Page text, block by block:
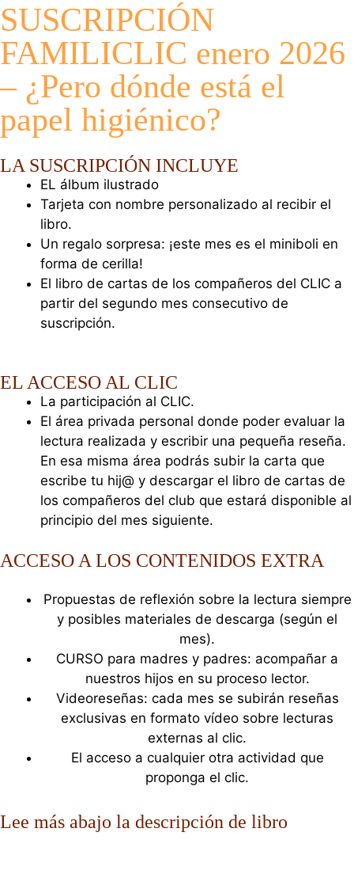
SUSCRIPCIÓN
FAMILICLIC enero 2026
– ¿Pero dónde está el
papel higiénico?
LA SUSCRIPCIÓN INCLUYE
EL álbum ilustrado
Tarjeta con nombre personalizado al recibir el
libro.
Un regalo sorpresa: ¡este mes es el miniboli en
forma de cerilla!
El libro de cartas de los compañeros del CLIC a
partir del segundo mes consecutivo de
suscripción.
EL ACCESO AL CLIC
La participación al CLIC.
El área privada personal donde poder evaluar la
lectura realizada y escribir una pequeña reseña.
En esa misma área podrás subir la carta que
escribe tu hij@ y descargar el libro de cartas de
los compañeros del club que estará disponible al
principio del mes siguiente.
ACCESO A LOS CONTENIDOS EXTRA
Propuestas de reflexión sobre la lectura siempre
y posibles materiales de descarga (según el
mes).
CURSO para madres y padres: acompañar a
nuestros hijos en su proceso lector.
Videoreseñas: cada mes se subirán reseñas
exclusivas en formato vídeo sobre lecturas
externas al clic.
El acceso a cualquier otra actividad que
proponga el clic.
Lee más abajo la descripción de libro